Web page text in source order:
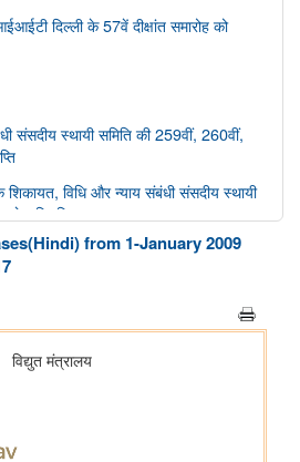
दिल्ली के 57वें दीक्षांत समारोह को
संसदीय स्थायी समिति की 259वीं, 260वीं,
शिकायत, विधि और न्याय संबंधी संसदीय स्थायी
विज्ञप्ति
शिकायत, विधि और न्याय संबंधी संसदीय स्थायी
विज्ञप्ति
प्रौद्योगिकी, पर्यावरण, वन और जलवायु परिवर्तन
412वीं रिपोर्ट पर प्रेस विज्ञप्ति
पर्यावरण, वन और जलवायु परिवर्तन
413-415वीं रिपोर्ट पर प्रेस विज्ञप्ति
संबंधी संसदीय स्थायी समिति की 175वीं, 176
from 1-January 2009